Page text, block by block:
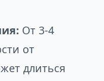
От 3-4
от
длиться